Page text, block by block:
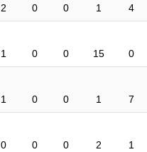
2 0 0 1 4
1 0 0 15 0
1 0 0 1 7
0 0 0 2 1